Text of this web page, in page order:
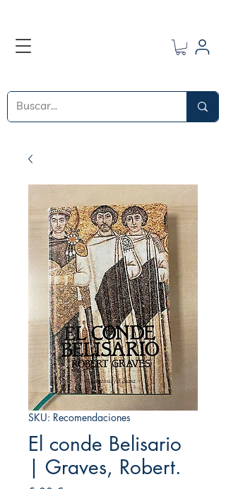
SKU: Recomendaciones
El conde Belisario
| Graves, Robert.